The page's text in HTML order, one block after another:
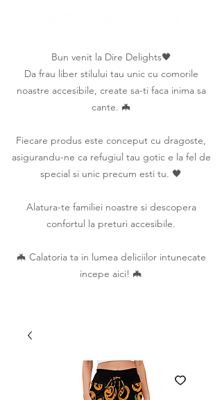
Bun venit la Dire Delights🖤
Da frau liber stilului tau unic cu comorile
noastre accesibile, create sa-ti faca inima sa
cante. 🦇
Fiecare produs este conceput cu dragoste,
asigurandu-ne ca refugiul tau gotic e la fel de
special si unic precum esti tu. 🖤
Alatura-te familiei noastre si descopera
confortul la preturi accesibile.
🦇 Calatoria ta in lumea deliciilor intunecate
incepe aici! 🦇